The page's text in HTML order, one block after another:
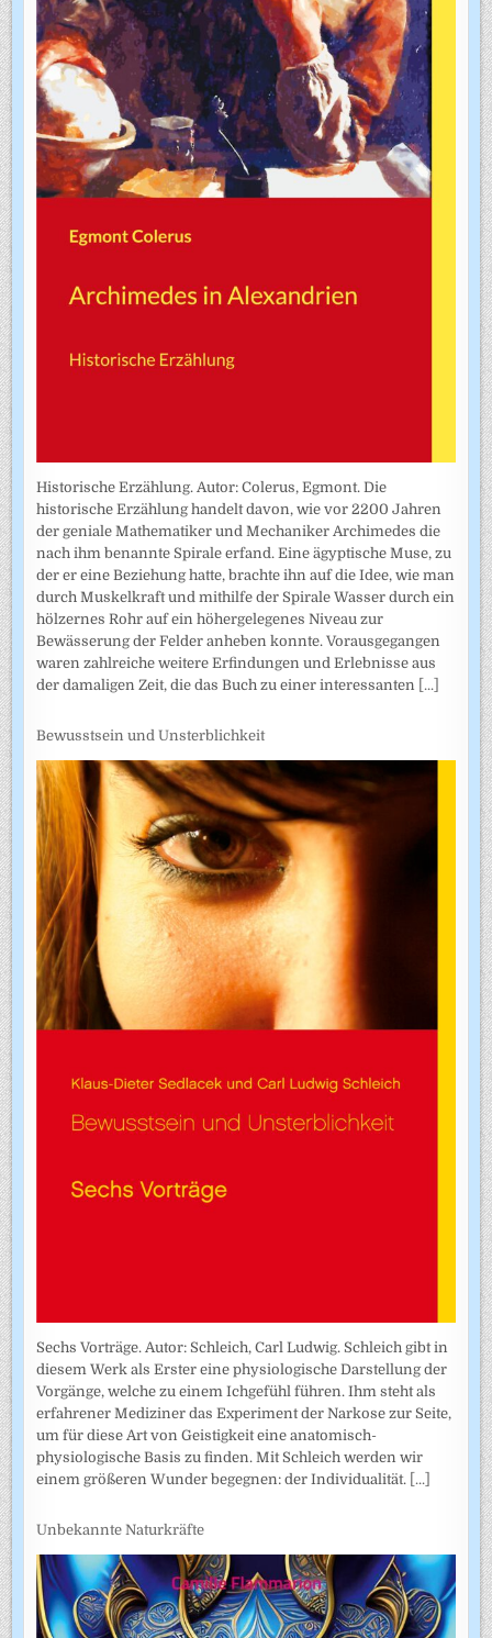
Historische Erzählung. Autor: Colerus, Egmont. Die
historische Erzählung handelt davon, wie vor 2200 Jahren
der geniale Mathematiker und Mechaniker Archimedes die
nach ihm benannte Spirale erfand. Eine ägyptische Muse, zu
der er eine Beziehung hatte, brachte ihn auf die Idee, wie man
durch Muskelkraft und mithilfe der Spirale Wasser durch ein
hölzernes Rohr auf ein höhergelegenes Niveau zur
Bewässerung der Felder anheben konnte. Vorausgegangen
waren zahlreiche weitere Erfindungen und Erlebnisse aus
der damaligen Zeit, die das Buch zu einer interessanten [...]
Bewusstsein und Unsterblichkeit
Sechs Vorträge. Autor: Schleich, Carl Ludwig. Schleich gibt in
diesem Werk als Erster eine physiologische Darstellung der
Vorgänge, welche zu einem Ichgefühl führen. Ihm steht als
erfahrener Mediziner das Experiment der Narkose zur Seite,
um für diese Art von Geistigkeit eine anatomisch-
physiologische Basis zu finden. Mit Schleich werden wir
einem größeren Wunder begegnen: der Individualität. [...]
Unbekannte Naturkräfte